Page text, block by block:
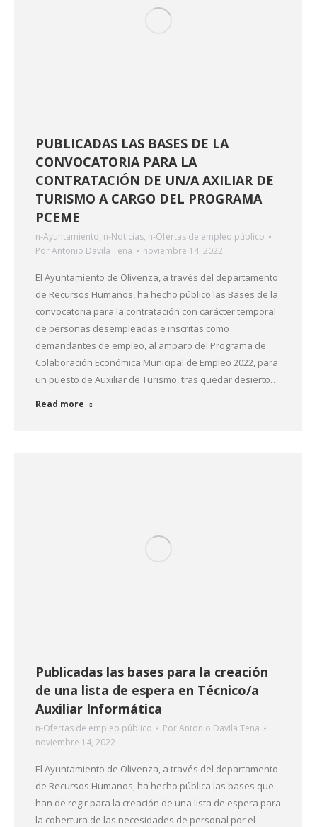
PUBLICADAS LAS BASES DE LA
CONVOCATORIA PARA LA
CONTRATACIÓN DE UN/A AXILIAR DE
TURISMO A CARGO DEL PROGRAMA
PCEME
n-Ayuntamiento, n-Noticias, n-Ofertas de empleo público
PorAntonio Davila Tena noviembre 14, 2022
El Ayuntamiento de Olivenza, a través del departamento
de Recursos Humanos, ha hecho público las Bases de la
convocatoria para la contratación con carácter temporal
de personas desempleadas e inscritas como
demandantes de empleo, al amparo del Programa de
Colaboración Económica Municipal de Empleo 2022, para
un puesto de Auxiliar de Turismo, tras quedar desierto…
Read more
Publicadas las bases para la creación
de una lista de espera en Técnico/a
Auxiliar Informática
n-Ofertas de empleo público PorAntonio Davila Tena
noviembre 14, 2022
El Ayuntamiento de Olivenza, a través del departamento
de Recursos Humanos, ha hecho pública las bases que
han de regir para la creación de una lista de espera para
la cobertura de las necesidades de personal por el